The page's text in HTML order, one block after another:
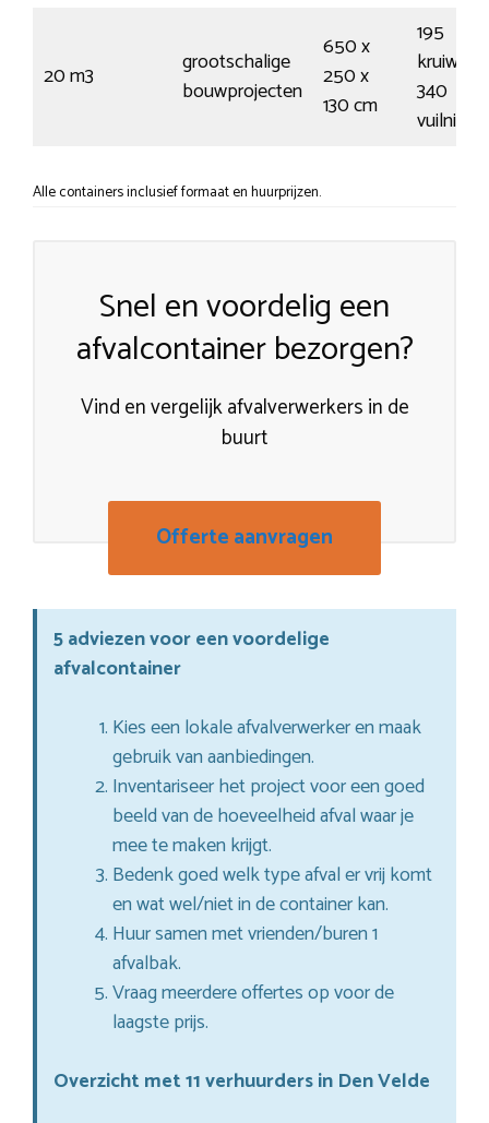
20 m3
grootschalige
bouwprojecten
650 x
250 x
130 cm
195
340
Alle containers inclusief formaat en huurprijzen.
Snel en voordelig een
afvalcontainer bezorgen?
Vind en vergelijk afvalverwerkers in de
buurt
Offerte aanvragen
5 adviezen voor een voordelige
afvalcontainer
Kies een lokale afvalverwerker en maak
gebruik van aanbiedingen.
Inventariseer het project voor een goed
beeld van de hoeveelheid afval waar je
mee te maken krijgt.
Bedenk goed welk type afval er vrij komt
en wat wel/niet in de container kan.
Huur samen met vrienden/buren 1
afvalbak.
Vraag meerdere offertes op voor de
laagste prijs.
Overzicht met 11 verhuurders in Den Velde